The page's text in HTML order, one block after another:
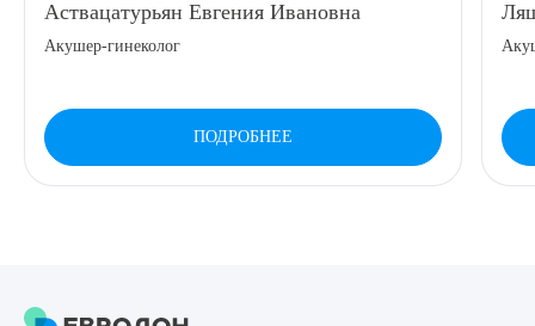
ЗАКАЗАТЬ ЗВОНОК
ЗАПИСЬ ОНЛАЙН
Аствацатурьян Евгения Ивановна
Акушер-гинеколог
ПОДРОБНЕЕ